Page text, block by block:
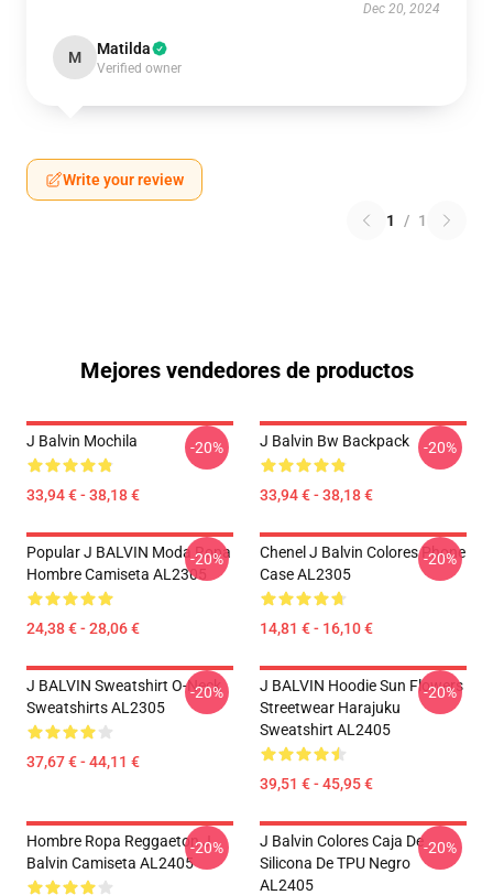
Dec 20, 2024
M Matilda
Verified owner
Write your review
1 / 1
Mejores vendedores de productos
J Balvin Mochila
33,94 € - 38,18 €
-20% J Balvin Bw Backpack
33,94 € - 38,18 €
-20%
Popular J BALVIN Moda Ropa
Hombre Camiseta AL2305
24,38 € - 28,06 €
-20%
Chenel J Balvin Colores Phone
Case AL2305
14,81 € - 16,10 €
-20%
J BALVIN Sweatshirt O-Neck
Sweatshirts AL2305
37,67 € - 44,11 €
-20%
J BALVIN Hoodie Sun Flowers
Streetwear Harajuku
Sweatshirt AL2405
39,51 € - 45,95 €
-20%
Hombre Ropa Reggaeton J
Balvin Camiseta AL2405
-20%
J Balvin Colores Caja De
Silicona De TPU Negro
AL2405
-20%